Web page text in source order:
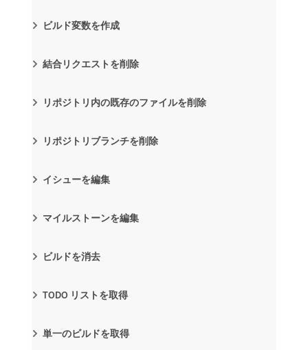
ビルド変数を作成
結合リクエストを削除
リポジトリ内の既存のファイルを削除
リポジトリブランチを削除
イシューを編集
マイルストーンを編集
ビルドを消去
TODO リストを取得
単一のビルドを取得